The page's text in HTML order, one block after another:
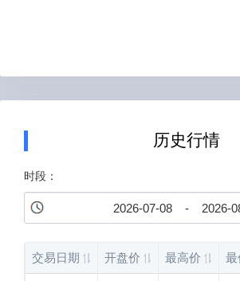
历史行情
时段：
交易日期 开盘价 最高价 最